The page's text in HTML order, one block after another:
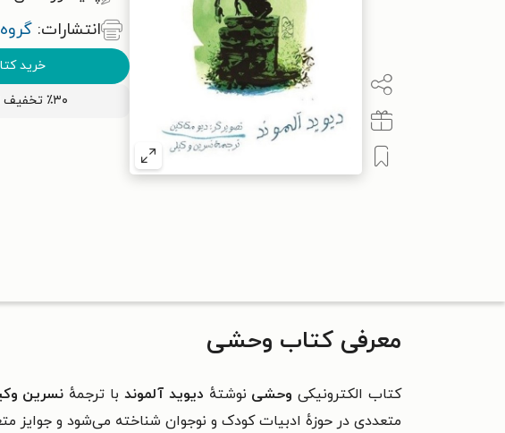
انتشارات:
خرید
٪۳۰ تخفیف اولین خرید کتاب با کد
معرفی کتاب وحشی
کتاب الکترونیکی وحشی نوشتهٔ دیوید آلموند با ترجمهٔ نسرین
متعددی در حوزهٔ ادبیات کودک و نوجوان شناخته می‌شود و جوایز متعددی را کسب کرده است. او در سال